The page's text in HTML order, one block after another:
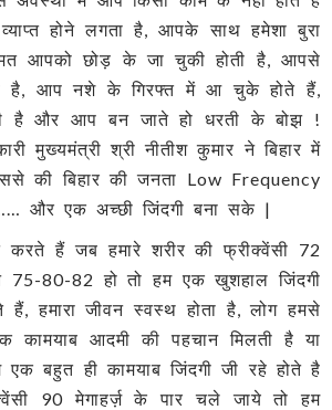
होने लगता है, आपके साथ हमेशा बुरा
आपको छोड़ के जा चुकी होती है, आपसे
है, आप नशे के गिरफ्त में आ चुके होते हैं,
है और आप बन जाते हो धरती के बोझ !
मुख्यमंत्री श्री नीतीश कुमार ने बिहार में
की बिहार की जनता Low Frequency
और एक अच्छी जिंदगी बना सके |
करते हैं जब हमारे शरीर की फ्रीक्वेंसी 72
75-80-82 हो तो हम एक खुशहाल जिंदगी
हमारा जीवन स्वस्थ होता है, लोग हमसे
कामयाब आदमी की पहचान मिलती है या
बहुत ही कामयाब जिंदगी जी रहे होते है
90 मेगाहर्ज़ के पार चले जाये तो हम